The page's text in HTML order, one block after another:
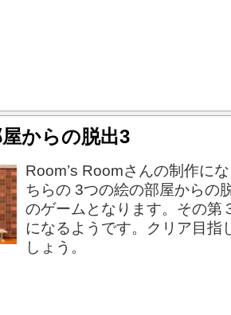
からの脱出3
Room’s Roomさんの制作に
ちらの 3つの絵の部屋からの
のゲームとなります。その第
になるようです。クリア目指
しょう。